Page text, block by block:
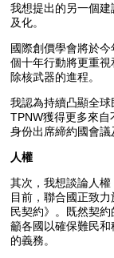
我想提出的另一個
及化。
國際創價學會將於
個十年行動將更重
除核武器的進程。
我認為持續凸顯全
TPNW獲得更多來
身份出席締約國會議
人權
其次，我想談論人權
目前，聯合國正致
民契約》。既然契
籲各國以確保難民
的義務。